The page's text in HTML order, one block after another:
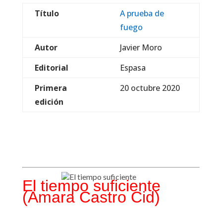
Título
A prueba de
fuego
Autor
Javier Moro
Editorial
Espasa
Primera
edición
20 octubre 2020
El tiempo suficiente
(Amara Castro Cid)